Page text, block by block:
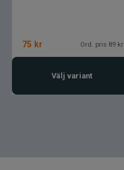
Sundridge
St. Croix
75 kr Ord. pris 89 kr
Välj variant